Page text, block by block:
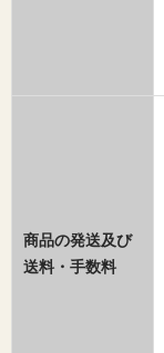
商品の発送及び
送料・手数料